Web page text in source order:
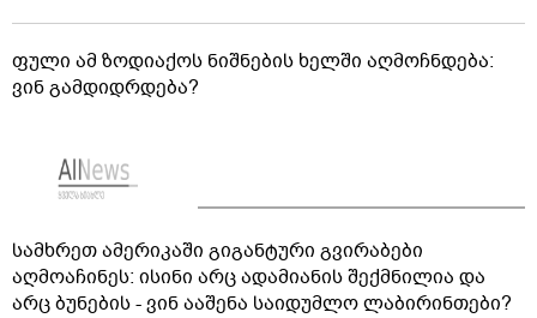
ფული ამ ზოდიაქოს ნიშნების ხელში აღმოჩნდება:
ვინ გამდიდრდება?
სამხრეთ ამერიკაში გიგანტური გვირაბები
აღმოაჩინეს: ისინი არც ადამიანის შექმნილია და
არც ბუნების - ვინ ააშენა საიდუმლო ლაბირინთები?